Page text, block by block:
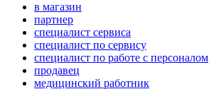
в магазин
партнер
специалист сервиса
специалист по сервису
специалист по работе с персоналом
продавец
медицинский работник